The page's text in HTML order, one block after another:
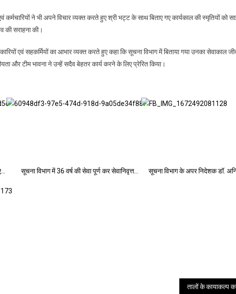
कर्मचारियों ने भी अपने विचार व्यक्त करते हुए श्री भट्ट के साथ बिताए गए कार्यकाल की स्मृतियों को
की सराहना की।
एवं सहकर्मियों का आभार व्यक्त करते हुए कहा कि सूचना विभाग में बिताया गया उनका सेवाकाल
और टीम भावना ने उन्हें सदैव बेहतर कार्य करने के लिए प्रेरित किया।
सूचना विभाग में 36 वर्ष की सेवा पूर्ण कर सेवानिवृत्त… सूचना विभाग के अपर निदेशक डॉ.